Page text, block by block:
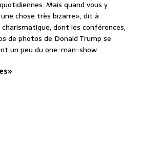
Mais quand vous y
chose très bizarre», dit à
dont les conférences,
de photos de Donald Trump se
un peu du one-man-show.